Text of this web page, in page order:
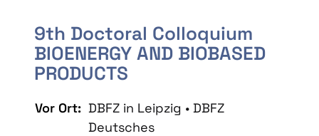
9th Doctoral Colloquium
BIOENERGY AND BIOBASED
PRODUCTS
Vor Ort: DBFZ in Leipzig • DBFZ
Deutsches